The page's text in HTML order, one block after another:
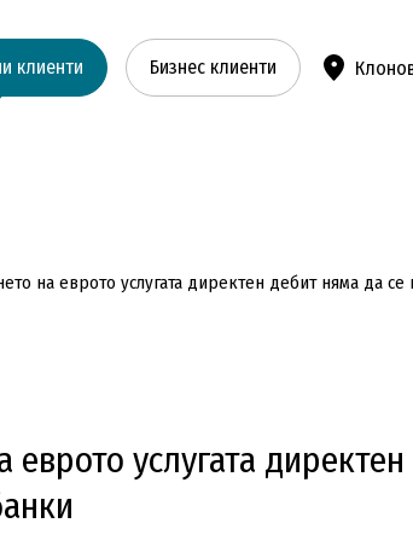
клиенти Бизнес клиенти
на еврото услугата директен дебит няма да
еврото услугата